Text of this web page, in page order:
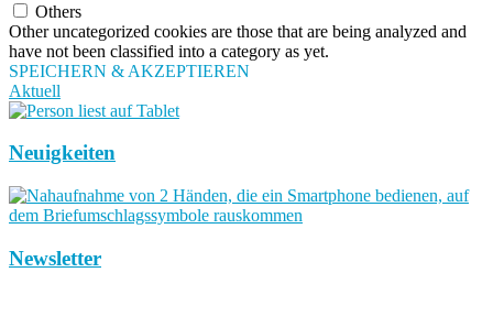
Others
Other uncategorized cookies are those that are being analyzed and
have not been classified into a category as yet.
SPEICHERN & AKZEPTIEREN
Aktuell
Neuigkeiten
Newsletter